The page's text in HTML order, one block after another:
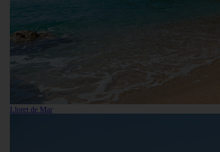
Lloret de Mar